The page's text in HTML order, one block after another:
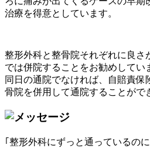
治療を得意としています。
整形外科と整骨院それぞれに良さ
では併院することをお勧めしてい
同日の通院でなければ、自賠責
骨院を併用して通院することがで
｢整形外科にずっと通っているの